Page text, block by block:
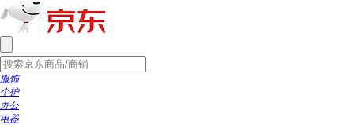
服饰
个护
办公
电器